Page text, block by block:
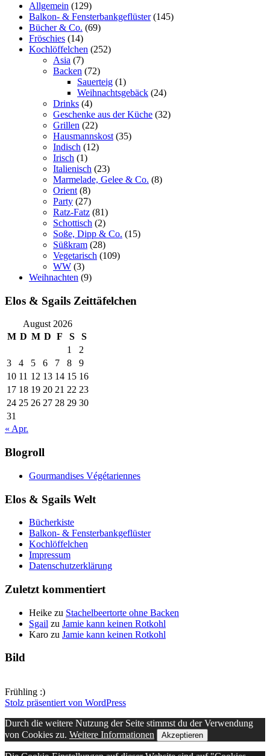
Allgemein (129)
Balkon- & Fensterbankgeflüster(145)
Bücher & Co. (69)
Fröschies (14)
Kochlöffelchen (252)
Asia (7)
Backen (72)
Sauerteig (1)
Weihnachtsgebäck (24)
Drinks (4)
Geschenke aus der Küche (32)
Grillen (22)
Hausmannskost (35)
Indisch (12)
Irisch (1)
Italienisch (23)
Marmelade, Gelee & Co. (8)
Orient (8)
Party (27)
Ratz-Fatz (81)
Schottisch (2)
Soße, Dipp & Co. (15)
Süßkram (28)
Vegetarisch (109)
WW (3)
Weihnachten (9)
Elos & Sgails Zeittäfelchen
August 2026
M D M D F S
S
1
2
3
4 5 6 7 8
9
10 11 12 13 14 15 16
17 18 19 20 21 22 23
24 25 26 27 28 29 30
31
« Apr.
Blogroll
Gourmandises Végétariennes
Elos & Sgails Welt
Bücherkiste
Balkon- & Fensterbankgeflüster
Kochlöffelchen
Impressum
Datenschutzerklärung
Zuletzt kommentiert
Heike zu Stachelbeertorte ohne Backen
Sgail zu Jamie kann keinen Rotkohl
Karo zu Jamie kann keinen Rotkohl
Bild
Frühling :)
Stolz präsentiert von WordPress
Durch die weitere Nutzung der Seite stimmst du der Verwendung
von Cookies zu. Weitere Informationen Akzeptieren